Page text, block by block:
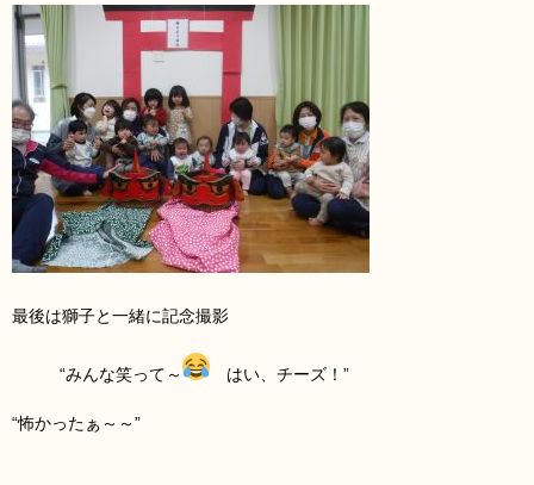
最後は獅子と一緒に記念撮影
“みんな笑って～ はい、チーズ！”
“怖かったぁ～～”